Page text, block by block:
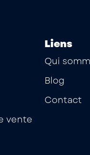
vente
Liens
Qui
Blog
Contact